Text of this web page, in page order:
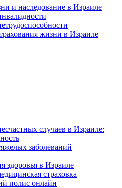
и наследование в Израиле
жизни в Израиле
случаев в Израиле:
заболеваний
здоровья в Израиле
страховка
полис онлайн